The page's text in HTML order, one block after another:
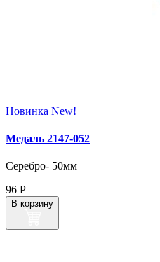
Новинка New!
Медаль 2147‑052
Серебро- 50мм
96 Р
В корзину